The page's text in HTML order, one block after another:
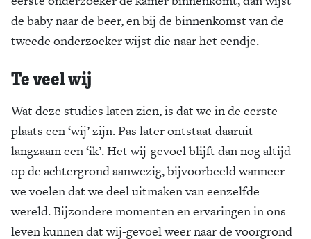
de baby naar de beer, en bij de binnenkomst van de
tweede onderzoeker wijst die naar het eendje.
Te veel wij
Wat deze studies laten zien, is dat we in de eerste
plaats een ‘wij’ zijn. Pas later ontstaat daaruit
langzaam een ‘ik’. Het wij-gevoel blijft dan nog altijd
op de achtergrond aanwezig, bijvoorbeeld wanneer
we voelen dat we deel uitmaken van eenzelfde
wereld. Bijzondere momenten en ervaringen in ons
leven kunnen dat wij-gevoel weer naar de voorgrond